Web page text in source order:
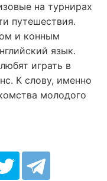
на турнирах
путешествия.
и конным
язык.
играть в
К слову, именно
молодого